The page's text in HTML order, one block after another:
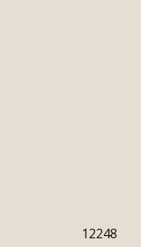
12248